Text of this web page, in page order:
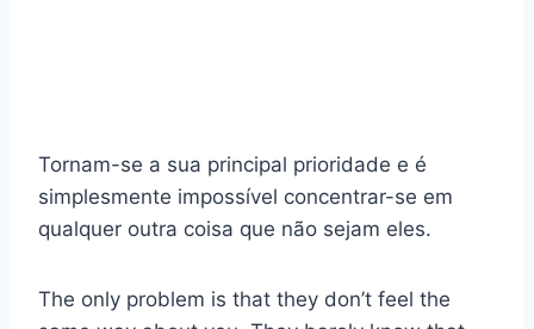
Tornam-se a sua principal prioridade e é
simplesmente impossível concentrar-se em
qualquer outra coisa que não sejam eles.
The only problem is that they don’t feel the